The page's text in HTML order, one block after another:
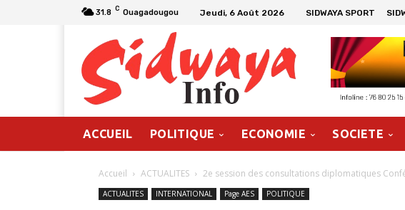
31.8 C Ouagadougou Jeudi, 6 Août 2026 SIDWAYA SPORT
ACCUEIL POLITIQUE ECONOMIE SOCIETE
Accueil ACTUALITES 2e session des consultations diplomatiques
ACTUALITES INTERNATIONAL Page AES POLITIQUE